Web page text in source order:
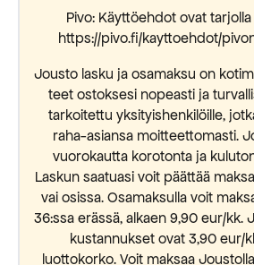
Pivo: Käyttöehdot ovat tarjolla
https://pivo.fi/kayttoehdot/
Jousto lasku ja osamaksu on
teet ostoksesi nopeasti ja
tarkoitettu yksityishenkilöille,
raha-asiansa moitteettomasti.
vuorokautta korotonta ja
Laskun saatuasi voit päättää
vai osissa. Osamaksulla voit
36:ssa erässä, alkaen 9,90 eur/kk.
kustannukset ovat 3,90 eur/
luottokorko. Voit maksaa